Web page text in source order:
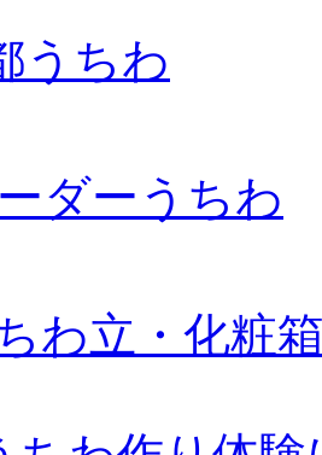
うちわ
ダーうちわ
わ立・化粧